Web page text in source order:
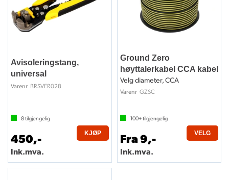
Avisoleringstang,
universal
Varenr BRSVER028
8tilgjengelig
450,-
Ink.mva.
KJØP
Ground Zero
høyttalerkabel CCA kabel
Velg diameter, CCA
Varenr GZSC
100+tilgjengelig
Fra 9,-
Ink.mva.
VELG